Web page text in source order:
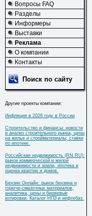
Вопросы FAQ
Разделы
Информеры
Выставки
Реклама
О компании
Контакты
Поиск по сайту
Другие проекты компании:
Инфляция в 2026 году в России
Строительство и финансы: новости
и анализ строительного рынка, цены
на жилье и стройматериалы, ставки
по ипотеке.
Российская недвижимость (RN.RU):
рынок коммерческой и жилой
недвижимости и земли, ипотека и
оценка квартир и домов.
Бензин Онлайн: рынок бензина и
горюче-смазочных материалов,
аналитика, цены и биржевые
котировки. Каталог НПЗ и нефтебаз.